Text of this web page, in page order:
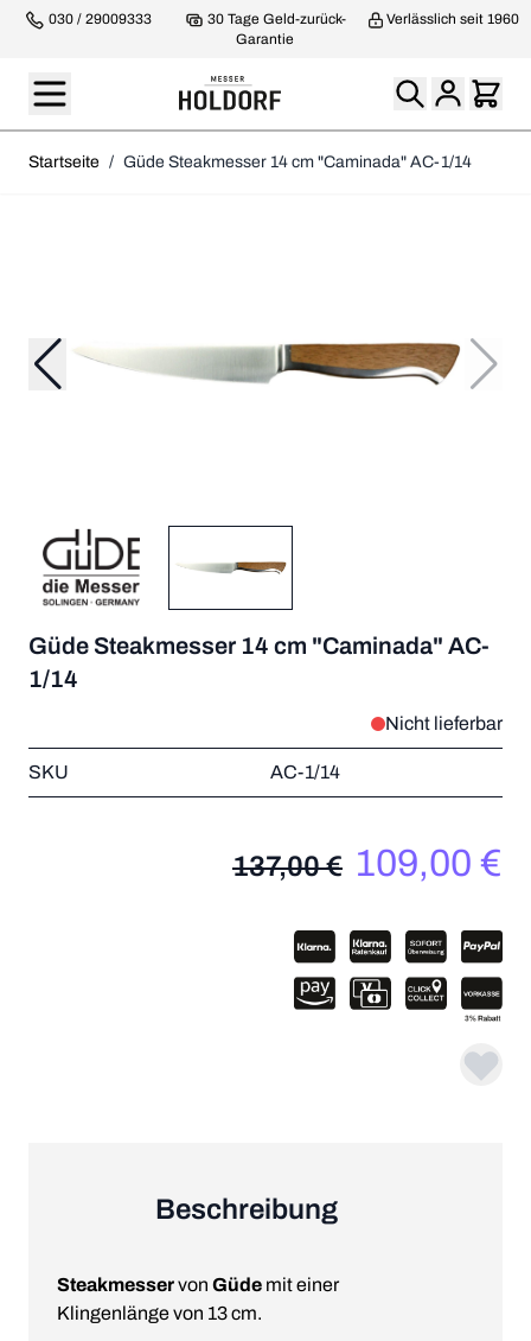
030 / 29009333
30 Tage Geld-zurück-
Garantie
Verlässlich seit 1960
Startseite / Güde Steakmesser 14 cm "Caminada" AC-1/14
Güde Steakmesser 14 cm "Caminada" AC-
1/14
Nicht lieferbar
SKU AC-1/14
137,00 € 109,00 €
Beschreibung
Steakmesservon Güde mit einer
Klingenlänge von 13 cm.